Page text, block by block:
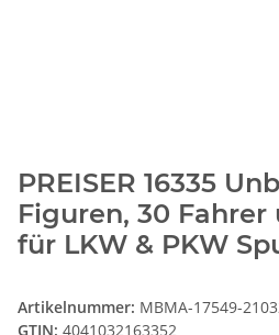
PREISER 16335
Figuren, 30
für LKW & PKW
Artikelnummer: MBMA-17549-
GTIN: 4041032163352